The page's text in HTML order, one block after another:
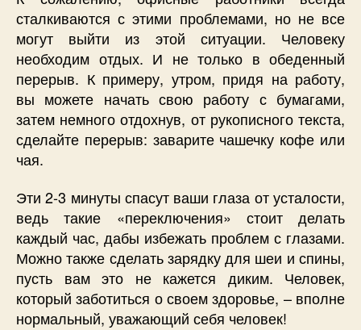
сталкиваются с этими проблемами, но не все
могут выйти из этой ситуации. Человеку
необходим отдых. И не только в обеденный
перерыв. К примеру, утром, придя на работу,
вы можете начать свою работу с бумагами,
затем немного отдохнув, от рукописного текста,
сделайте перерыв: заварите чашечку кофе или
чая.
Эти 2-3 минуты спасут ваши глаза от усталости,
ведь такие «переключения» стоит делать
каждый час, дабы избежать проблем с глазами.
Можно также сделать зарядку для шеи и спины,
пусть вам это не кажется диким. Человек,
который заботиться о своем здоровье, – вполне
нормальный, уважающий себя человек!